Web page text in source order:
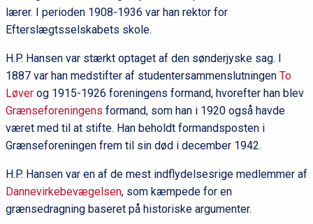
lærer. I perioden 1908-1936 var han rektor for
Efterslægtsselskabets skole.
H.P. Hansen var stærkt optaget af den sønderjyske sag. I
1887 var han medstifter af studentersammenslutningen To
Løverog 1915-1926 foreningens formand, hvorefter han blev
Grænseforeningens formand, som han i 1920 også havde
været med til at stifte. Han beholdt formandsposten i
Grænseforeningen frem til sin død i december 1942.
H.P. Hansen var en af de mest indflydelsesrige medlemmer af
Dannevirkebevægelsen, som kæmpede for en
grænsedragning baseret på historiske argumenter.